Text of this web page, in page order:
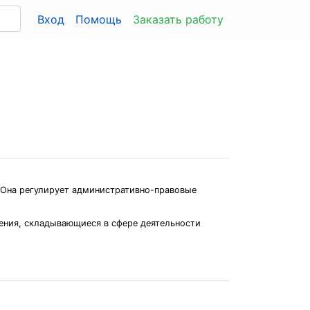
Вход Помощь Заказать работу
регулирует административно-правовые
складывающиеся в сфере деятельности